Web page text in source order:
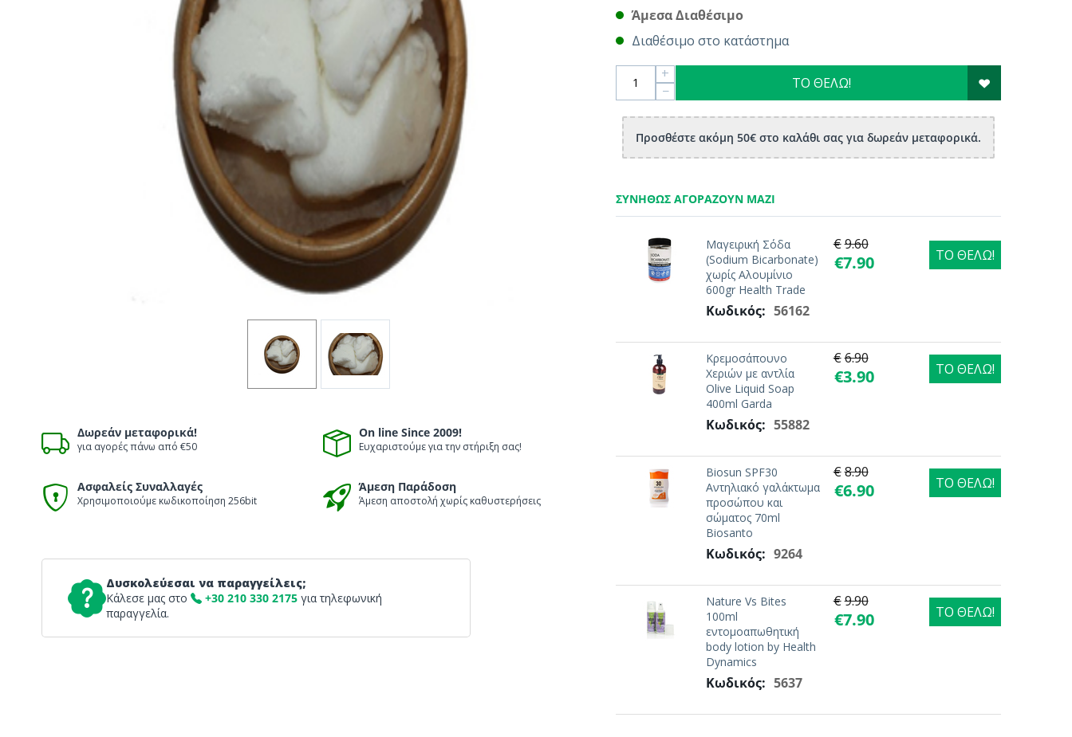
Δωρεάν μεταφορικά!
για αγορές πάνω από €50
On line Since 2009!
Ευχαριστούμε για την στήριξη σας!
Ασφαλείς Συναλλαγές
Χρησιμοποιούμε κωδικοποίηση 256bit
Άμεση Παράδοση
Άμεση αποστολή χωρίς καθυστερήσεις
Δυσκολεύεσαι να παραγγείλεις;
Κάλεσε μας στο
+30 210 330 2175 για τηλεφωνική
παραγγελία.
Άμεσα Διαθέσιμο
Διαθέσιμο στο κατάστημα
+
−
ΤΟ ΘΕΛΩ!
ΣΥΝΉΘΩΣ ΑΓΟΡΆΖΟΥΝ ΜΑΖΊ
Μαγειρική Σόδα
(Sodium Bicarbonate)
χωρίς Αλουμίνιο
600gr Health Trade
Κωδικός: 56162
€9.60
€7.90 ΤΟ ΘΕΛΩ!
Κρεμοσάπουνο
Χεριών με αντλία
Olive Liquid Soap
400ml Garda
Κωδικός: 55882
€6.90
€3.90 ΤΟ ΘΕΛΩ!
Biosun SPF30
Αντηλιακό γαλάκτωμα
προσώπου και
σώματος 70ml
Biosanto
Κωδικός: 9264
€8.90
€6.90 ΤΟ ΘΕΛΩ!
Nature Vs Bites
100ml
εντομοαπωθητική
body lotion by Health
Dynamics
Κωδικός: 5637
€9.90
€7.90 ΤΟ ΘΕΛΩ!
Προσθέστε ακόμη 50€ στο καλάθι σας για δωρεάν μεταφορικά.